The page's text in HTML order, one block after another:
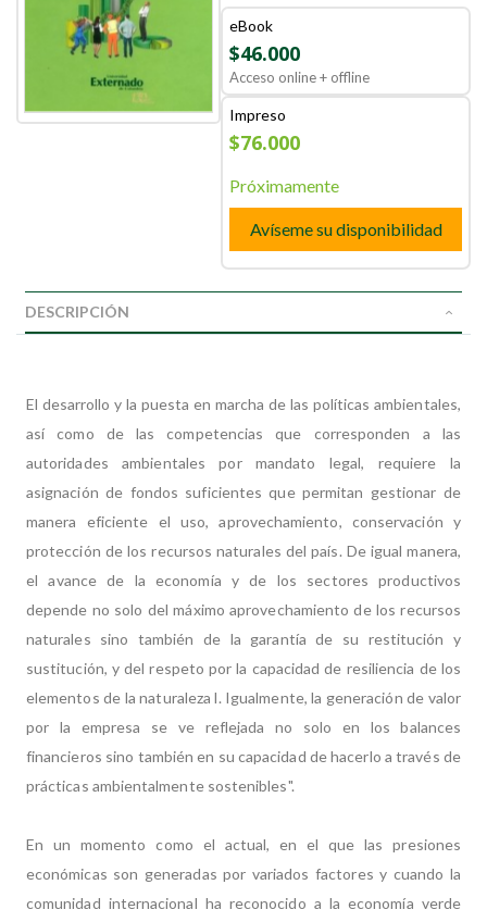
eBook
$46.000
Acceso online + offline
Impreso
$76.000
Próximamente
Avíseme su disponibilidad
DESCRIPCIÓN
El desarrollo y la puesta en marcha de las políticas ambientales,
así como de las competencias que corresponden a las
autoridades ambientales por mandato legal, requiere la
asignación de fondos suficientes que permitan gestionar de
manera eficiente el uso, aprovechamiento, conservación y
protección de los recursos naturales del país. De igual manera,
el avance de la economía y de los sectores productivos
depende no solo del máximo aprovechamiento de los recursos
naturales sino también de la garantía de su restitución y
sustitución, y del respeto por la capacidad de resiliencia de los
elementos de la naturaleza l. Igualmente, la generación de valor
por la empresa se ve reflejada no solo en los balances
financieros sino también en su capacidad de hacerlo a través de
prácticas ambientalmente sostenibles".
En un momento como el actual, en el que las presiones
económicas son generadas por variados factores y cuando la
comunidad internacional ha reconocido a la economía verde